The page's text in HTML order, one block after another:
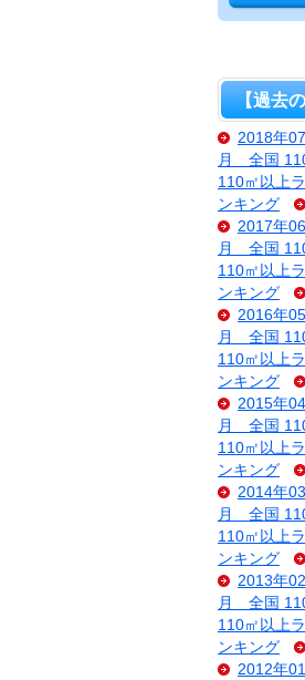
【過去
2018年
月 全国
110㎡以上
ンキング
2017年
月 全国
110㎡以上
ンキング
2016年
月 全国
110㎡以上
ンキング
2015年
月 全国
110㎡以上
ンキング
2014年
月 全国
110㎡以上
ンキング
2013年
月 全国
110㎡以上
ンキング
2012年